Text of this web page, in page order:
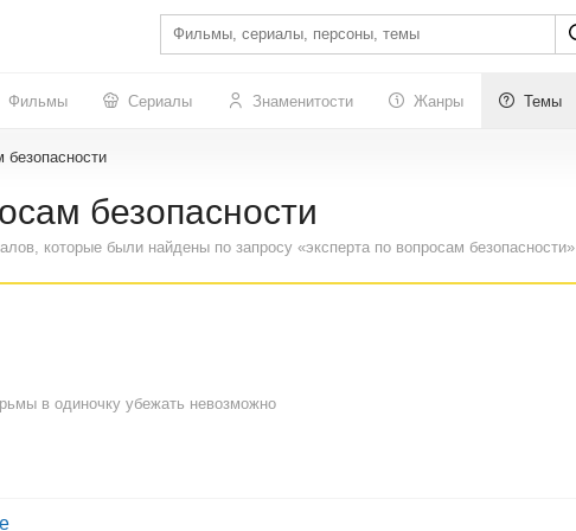
Фильмы Сериалы Знаменитости Жанры Темы
безопасности
безопасности
которые были найдены по запросу «эксперта по вопросам безопасности»
в одиночку убежать невозможно